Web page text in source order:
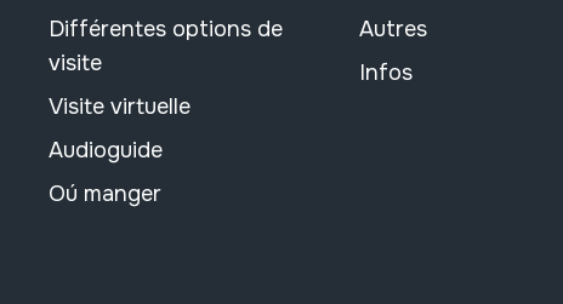
Différentes options de
visite
Visite virtuelle
Audioguide
Oú manger
Autres
Infos